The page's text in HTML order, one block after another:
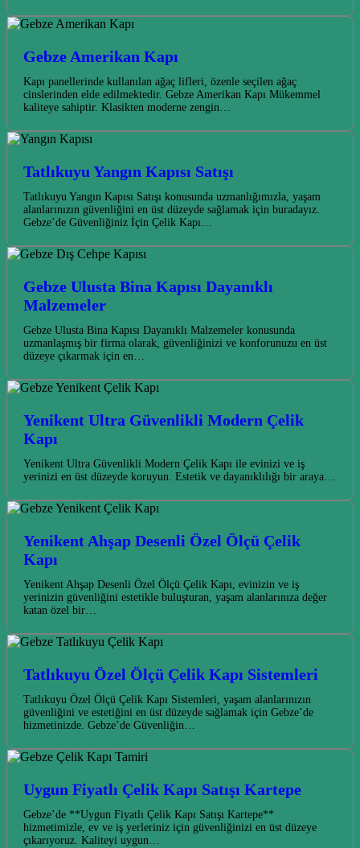
Gebze Amerikan Kapı
Kapı panellerinde kullanılan ağaç lifleri, özenle seçilen ağaç
cinslerinden elde edilmektedir. Gebze Amerikan Kapı Mükemmel
kaliteye sahiptir. Klasikten moderne zengin…
Tatlıkuyu Yangın Kapısı Satışı
Tatlıkuyu Yangın Kapısı Satışı konusunda uzmanlığımızla, yaşam
alanlarınızın güvenliğini en üst düzeyde sağlamak için buradayız.
Gebze’de Güvenliğiniz İçin Çelik Kapı…
Gebze Ulusta Bina Kapısı Dayanıklı
Malzemeler
Gebze Ulusta Bina Kapısı Dayanıklı Malzemeler konusunda
uzmanlaşmış bir firma olarak, güvenliğinizi ve konforunuzu en üst
düzeye çıkarmak için en…
Yenikent Ultra Güvenlikli Modern Çelik
Kapı
Yenikent Ultra Güvenlikli Modern Çelik Kapı ile evinizi ve iş
yerinizi en üst düzeyde koruyun. Estetik ve dayanıklılığı bir araya…
Yenikent Ahşap Desenli Özel Ölçü Çelik
Kapı
Yenikent Ahşap Desenli Özel Ölçü Çelik Kapı, evinizin ve iş
yerinizin güvenliğini estetikle buluşturan, yaşam alanlarınıza değer
katan özel bir…
Tatlıkuyu Özel Ölçü Çelik Kapı Sistemleri
Tatlıkuyu Özel Ölçü Çelik Kapı Sistemleri, yaşam alanlarınızın
güvenliğini ve estetiğini en üst düzeyde sağlamak için Gebze’de
hizmetinizde. Gebze’de Güvenliğin…
Uygun Fiyatlı Çelik Kapı Satışı Kartepe
Gebze’de **Uygun Fiyatlı Çelik Kapı Satışı Kartepe**
hizmetimizle, ev ve iş yerleriniz için güvenliğinizi en üst düzeye
çıkarıyoruz. Kaliteyi uygun…